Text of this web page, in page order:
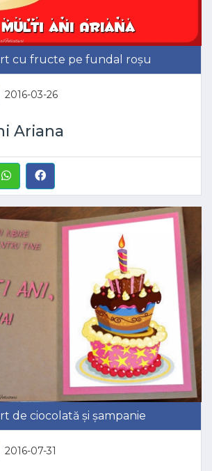
cu fructe pe fundal roșu
2016-03-26
Ariana
de ciocolată și șampanie
2016-07-31